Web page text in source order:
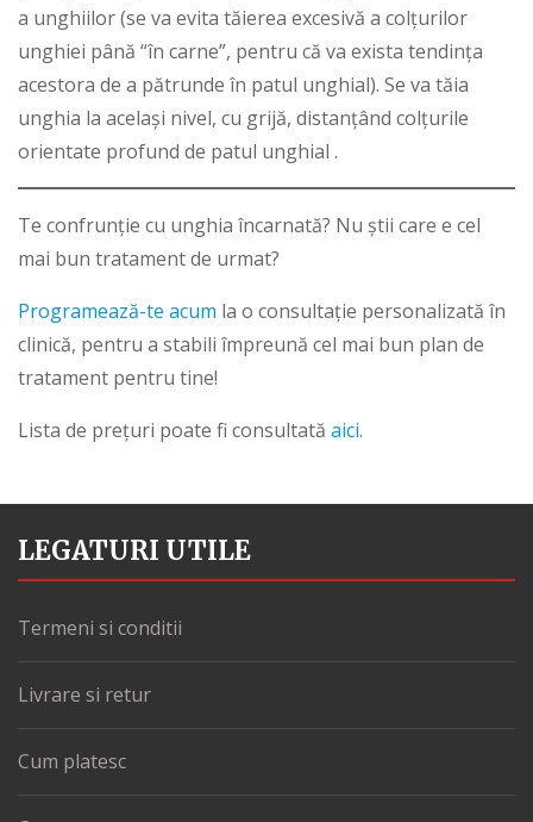
a unghiilor (se va evita tăierea excesivă a colțurilor
unghiei până “în carne”, pentru că va exista tendința
acestora de a pătrunde în patul unghial). Se va tăia
unghia la același nivel, cu grijă, distanțând colțurile
orientate profund de patul unghial .
Te confrunție cu unghia încarnată? Nu știi care e cel
mai bun tratament de urmat?
Programează-te acum la o consultație personalizată în
clinică, pentru a stabili împreună cel mai bun plan de
tratament pentru tine!
Lista de prețuri poate fi consultată aici.
LEGATURI UTILE
Termeni si conditii
Livrare si retur
Cum platesc